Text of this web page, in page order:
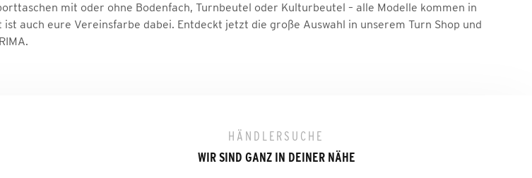
mit oder ohne Bodenfach, Turnbeutel oder Kulturbeutel – alle Modelle kommen in
auch eure Vereinsfarbe dabei. Entdeckt jetzt die große Auswahl in unserem Turn Shop und
HÄNDLERSUCHE
WIR SIND GANZ IN DEINER NÄHE